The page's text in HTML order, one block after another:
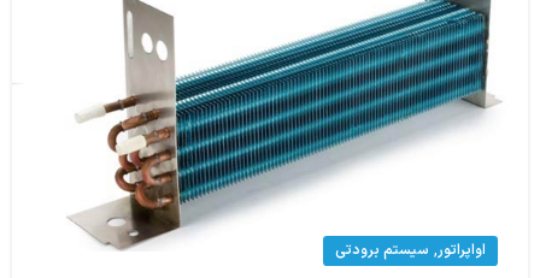
اواپراتور, سیستم برودتی